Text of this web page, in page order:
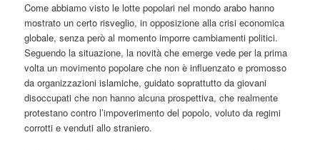
Come abbiamo visto le lotte popolari nel mondo arabo hanno
mostrato un certo risveglio, in opposizione alla crisi economica
globale, senza però al momento imporre cambiamenti politici.
Seguendo la situazione, la novità che emerge vede per la prima
volta un movimento popolare che non è influenzato e promosso
da organizzazioni islamiche, guidato soprattutto da giovani
disoccupati che non hanno alcuna prospettiva, che realmente
protestano contro l’impoverimento del popolo, voluto da regimi
corrotti e venduti allo straniero.